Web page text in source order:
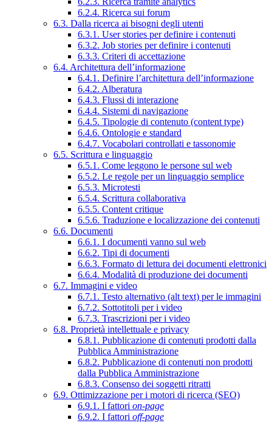
6.2.4. Ricerca sui forum
6.3. Dalla ricerca ai bisogni degli utenti
6.3.1. User stories per definire i contenuti
6.3.2. Job stories per definire i contenuti
6.3.3. Criteri di accettazione
6.4. Architettura dell’informazione
6.4.1. Definire l’architettura dell’informazione
6.4.2. Alberatura
6.4.3. Flussi di interazione
6.4.4. Sistemi di navigazione
6.4.5. Tipologie di contenuto (content type)
6.4.6. Ontologie e standard
6.4.7. Vocabolari controllati e tassonomie
6.5. Scrittura e linguaggio
6.5.1. Come leggono le persone sul web
6.5.2. Le regole per un linguaggio semplice
6.5.3. Microtesti
6.5.4. Scrittura collaborativa
6.5.5. Content critique
6.5.6. Traduzione e localizzazione dei contenuti
6.6. Documenti
6.6.1. I documenti vanno sul web
6.6.2. Tipi di documenti
6.6.3. Formato di lettura dei documenti elettronici
6.6.4. Modalità di produzione dei documenti
6.7. Immagini e video
6.7.1. Testo alternativo (alt text) per le immagini
6.7.2. Sottotitoli per i video
6.7.3. Trascrizioni per i video
6.8. Proprietà intellettuale e privacy
6.8.1. Pubblicazione di contenuti prodotti dalla
Pubblica Amministrazione
6.8.2. Pubblicazione di contenuti non prodotti
dalla Pubblica Amministrazione
6.8.3. Consenso dei soggetti ritratti
6.9. Ottimizzazione per i motori di ricerca (SEO)
6.9.1. I fattori on-page
6.9.2. I fattori off-page